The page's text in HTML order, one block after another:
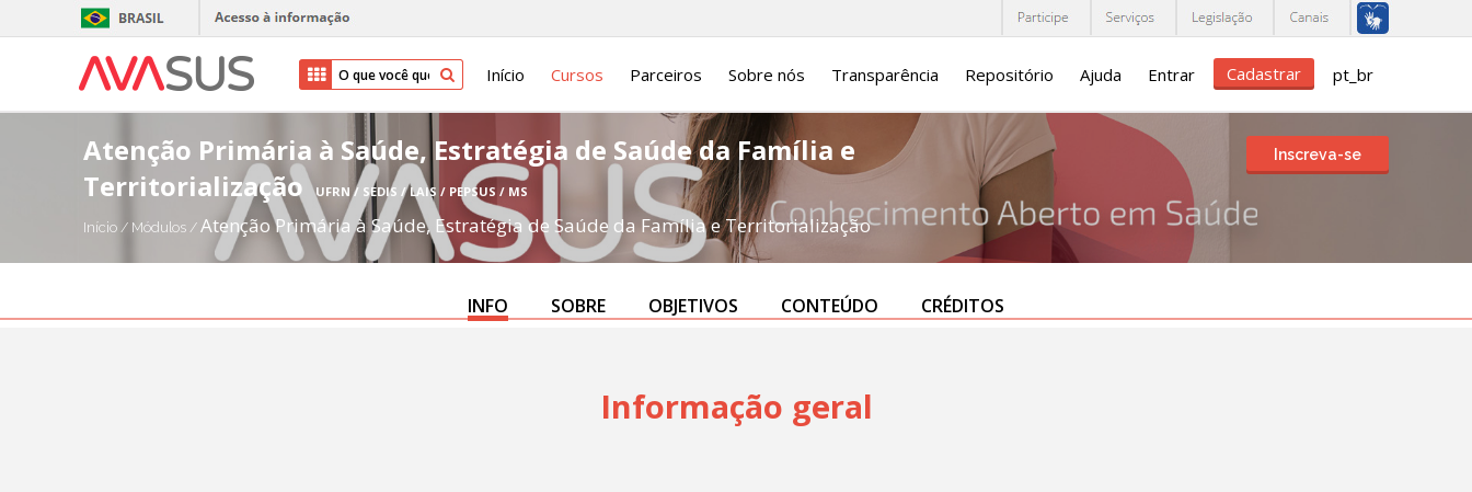
Início Cursos Parceiros Sobre nós Transparência Repositório Ajuda Entrar Cadastrar pt_br
Atenção Primária à Saúde, Estratégia de Saúde da Família e
Territorialização UFRN / SEDIS / LAIS / PEPSUS / MS
Início / Módulos/ Atenção Primária à Saúde, Estratégia de Saúde da Família e Territorialização
Inscreva-se
INFO SOBRE OBJETIVOS CONTEÚDO CRÉDITOS
Informação geral